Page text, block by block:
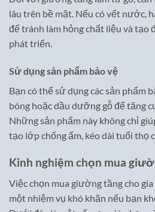
lâu trên bề mặt. Nếu có vết nước,
để tránh làm hỏng chất liệu và tạo
phát triển.
Sử dụng sản phẩm bảo vệ
Bạn có thể sử dụng các sản phẩm
bóng hoặc dầu dưỡng gỗ để tăng
Những sản phẩm này không chỉ
tạo lớp chống ẩm, kéo dài tuổi thọ
Kinh nghiệm chọn mua
Việc chọn mua giường tầng cho
một nhiệm vụ khó khăn nếu bạn